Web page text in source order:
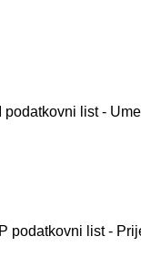
podatkovni list -
podatkovni list -